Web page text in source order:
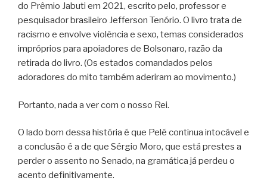
do Prêmio Jabuti em 2021, escrito pelo, professor e
pesquisador brasileiro Jefferson Tenório. O livro trata de
racismo e envolve violência e sexo, temas considerados
impróprios para apoiadores de Bolsonaro, razão da
retirada do livro. (Os estados comandados pelos
adoradores do mito também aderiram ao movimento.)
Portanto, nada a ver com o nosso Rei.
O lado bom dessa história é que Pelé continua intocável e
a conclusão é a de que Sérgio Moro, que está prestes a
perder o assento no Senado, na gramática já perdeu o
acento definitivamente.